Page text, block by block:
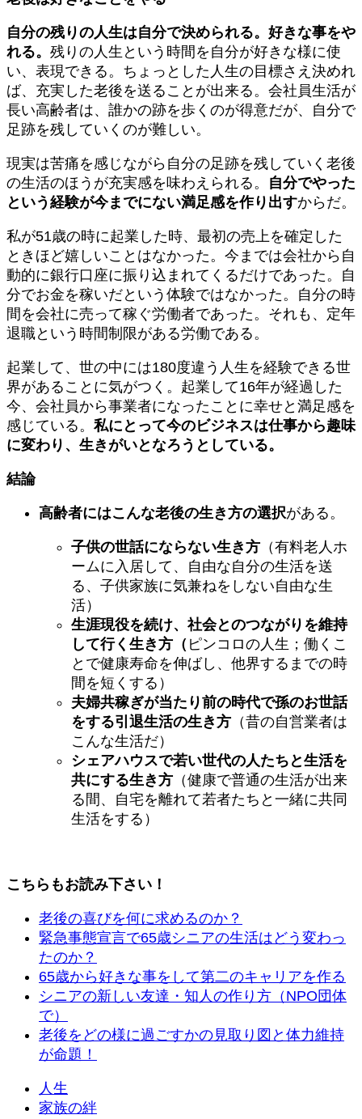
自分の残りの人生は自分で決められる。好きな事をや
れる。 残りの人生という時間を自分が好きな様に使
い、表現できる。ちょっとした人生の目標さえ決めれ
ば、充実した老後を送ることが出来る。会社員生活が
長い高齢者は、誰かの跡を歩くのが得意だが、自分で
足跡を残していくのが難しい。
現実は苦痛を感じながら自分の足跡を残していく老後
の生活のほうが充実感を味わえられる。 自分でやった
という経験が今までにない満足感を作り出すからだ。
私が51歳の時に起業した時、最初の売上を確定した
ときほど嬉しいことはなかった。今までは会社から自
動的に銀行口座に振り込まれてくるだけであった。自
分でお金を稼いだという体験ではなかった。自分の時
間を会社に売って稼ぐ労働者であった。それも、定年
退職という時間制限がある労働である。
起業して、世の中には180度違う人生を経験できる世
界があることに気がつく。起業して16年が経過した
今、会社員から事業者になったことに幸せと満足感を
感じている。 私にとって今のビジネスは仕事から趣味
に変わり、生きがいとなろうとしている。
結論
高齢者にはこんな老後の生き方の選択がある。
子供の世話にならない生き方 （有料老人ホ
ームに入居して、自由な自分の生活を送
る、子供家族に気兼ねをしない自由な生
活）
生涯現役を続け、社会とのつながりを維持
して行く生き方（ ピンコロの人生；働くこ
とで健康寿命を伸ばし、他界するまでの時
間を短くする）
夫婦共稼ぎが当たり前の時代で孫のお世話
をする引退生活の生き方 （昔の自営業者は
こんな生活だ）
シェアハウスで若い世代の人たちと生活を
共にする生き方 （健康で普通の生活が出来
る間、自宅を離れて若者たちと一緒に共同
生活をする）
こちらもお読み下さい！
老後の喜びを何に求めるのか？
緊急事態宣言で65歳シニアの生活はどう変わっ
たのか？
65歳から好きな事をして第二のキャリアを作る
シニアの新しい友達・知人の作り方（NPO団体
で）
老後をどの様に過ごすかの見取り図と体力維持
が命題！
人生
家族の絆